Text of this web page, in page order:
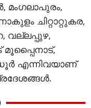
മംഗലാപുരം,
ചിറ്റാറ്റുകര,
വല്ലപ്പുഴ,
മൂപ്പൈനാട്,
എന്നിവയാണ്